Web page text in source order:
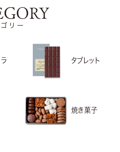
リー
タブレット
焼き菓子